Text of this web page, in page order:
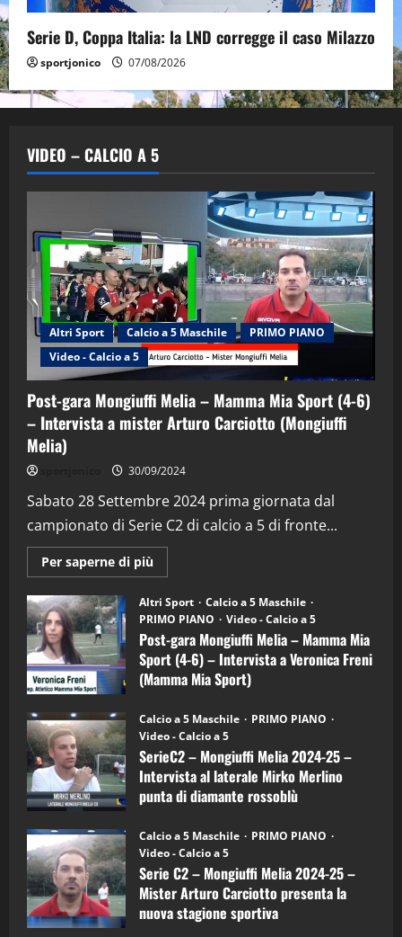
Serie D, Coppa Italia: la LND corregge il caso Milazzo
sportjonico 07/08/2026
VIDEO – CALCIO A 5
Altri Sport Calcio a 5 Maschile
PRIMO PIANO
Video - Calcio a 5
Post-gara Mongiuffi Melia – Mamma Mia Sport (4-6)
– Intervista a mister Arturo Carciotto (Mongiuffi
Melia)
30/09/2024
Sabato 28 Settembre 2024 prima giornata dal
campionato di Serie C2 di calcio a 5 di fronte...
Per saperne di più
informazioni
Post-
gara
Mongiuffi
Melia
–
Mamma
Mia
Sport
6)
–
Intervista
a
mister
Arturo
Carciotto
(Mongiuffi
Altri Sport
Calcio a 5 Maschile
PRIMO PIANO
Video - Calcio a 5
Post-gara Mongiuffi Melia – Mamma Mia
Sport (4-6) – Intervista a Veronica Freni
(Mamma Mia Sport)
Calcio a 5 Maschile
PRIMO PIANO
Video - Calcio a 5
SerieC2 – Mongiuffi Melia 2024-25 –
Intervista al laterale Mirko Merlino
punta di diamante rossoblù
Calcio a 5 Maschile
PRIMO PIANO
Video - Calcio a 5
Serie C2 – Mongiuffi Melia 2024-25 –
Mister Arturo Carciotto presenta la
nuova stagione sportiva
2
“SportEmpire” in Podcast: 29^ Puntata
(Martedi 28 Aprile 2026)
28/04/2026
3
"SportEmpire" in Podcast
“SportEmpire” in Podcast: 28^ Puntata
(Martedi 21 Aprile 2026)
21/04/2026
4
“SportEmpire” in Podcast: 27^ Puntata
(Martedi 14 Aprile 2026)
15/04/2026
5
“SportEmpire” in Podcast: 26^ Puntata
(Martedi 07 Aprile 2026)
08/04/2026